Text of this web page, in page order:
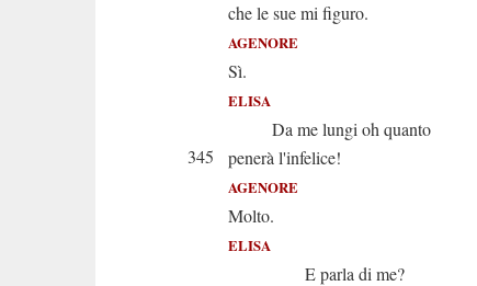
che le sue mi figuro.
AGENORE
Sì.
ELISA
Da me lungi oh quanto
345
penerà l'infelice!
AGENORE
Molto.
ELISA
E parla di me?